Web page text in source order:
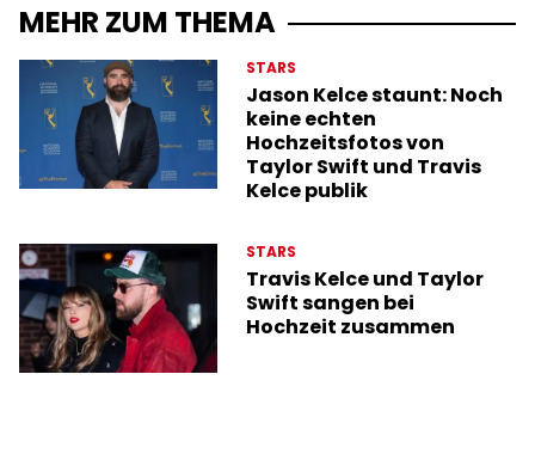
MEHR ZUM THEMA
STARS
Jason Kelce staunt: Noch
keine echten
Hochzeitsfotos von
Taylor Swift und Travis
Kelce publik
STARS
Travis Kelce und Taylor
Swift sangen bei
Hochzeit zusammen